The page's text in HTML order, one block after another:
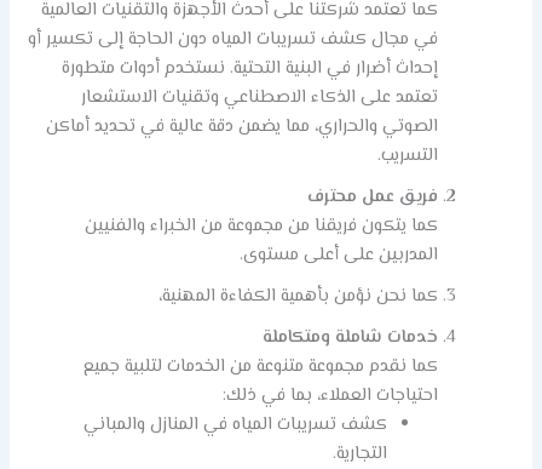
كما تعتمد شركتنا على أحدث الأجهزة والتقنيات العالمية
في مجال كشف تسريبات المياه دون الحاجة إلى تكسير أو
إحداث أضرار في البنية التحتية. نستخدم أدوات متطورة
تعتمد على الذكاء الاصطناعي وتقنيات الاستشعار
الصوتي والحراري، مما يضمن دقة عالية في تحديد أماكن
التسريب.
فريق عمل محترف
كما يتكون فريقنا من مجموعة من الخبراء والفنيين
المدربين على أعلى مستوى.
كما نحن نؤمن بأهمية الكفاءة المهنية،
خدمات شاملة ومتكاملة
كما نقدم مجموعة متنوعة من الخدمات لتلبية جميع
احتياجات العملاء، بما في ذلك:
كشف تسريبات المياه في المنازل والمباني
التجارية.